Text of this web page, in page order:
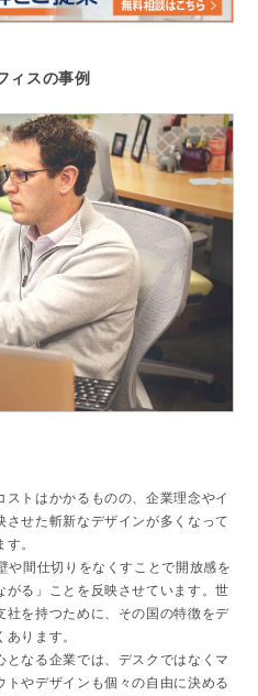
ィスの事例
トはかかるものの、企業理念やイ
させた斬新なデザインが多くなって
。
や間仕切りをなくすことで開放感を
る」ことを反映させています。世
社を持つために、その国の特徴をデ
ります。
なる企業では、デスクではなくマ
やデザインも個々の自由に決める